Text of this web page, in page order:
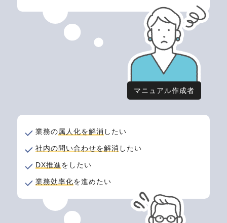
マニュアル作成者
業務の属人化を解消 したい
社内の問い合わせを解消 したい
DX推進をしたい​
業務効率化を進めたい